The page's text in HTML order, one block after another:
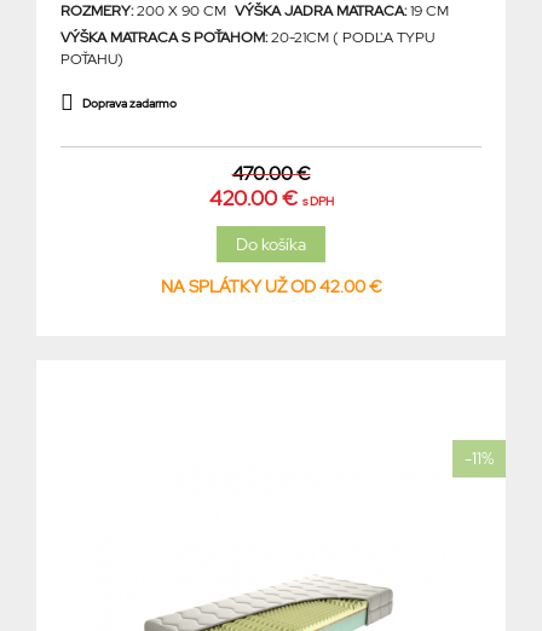
ROZMERY:200 X 90 CM VÝŠKA JADRA MATRACA:19 CM
VÝŠKA MATRACA S POŤAHOM:20-21CM ( PODĽA TYPU
POŤAHU)
Doprava zadarmo
470.00 €
420.00 € s DPH
NA SPLÁTKY UŽ OD 42.00 €
-11%